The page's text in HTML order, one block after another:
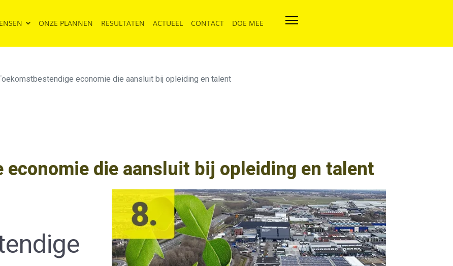
ONZE PLANNEN RESULTATEN ACTUEEL CONTACT DOE MEE
economie die aansluit bij opleiding en talent
economie die aansluit bij opleiding en talent